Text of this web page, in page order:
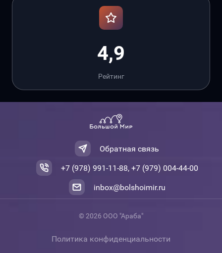
4,9
Рейтинг
Обратная связь
+7 (978) 991-11-88, +7 (979) 004-44-00
inbox@bolshoimir.ru
© 2026 ООО "Араба"
Политика конфиденциальности